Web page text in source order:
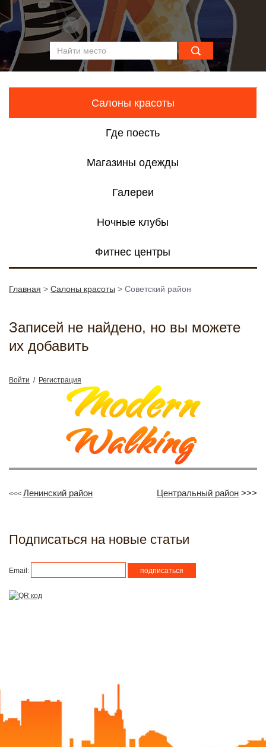
Салоны красоты
Где поесть
Магазины одежды
Галереи
Ночные клубы
Фитнес центры
Главная > Салоны красоты > Советский район
Записей не найдено, но вы можете
их добавить
Войти / Регистрация
Центральный район >>>
<<< Ленинский район
Подписаться на новые статьи
Email: